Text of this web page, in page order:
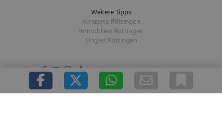
Weitere Tipps
Konzerte Röttingen
Immobilien Röttingen
Singles Röttingen